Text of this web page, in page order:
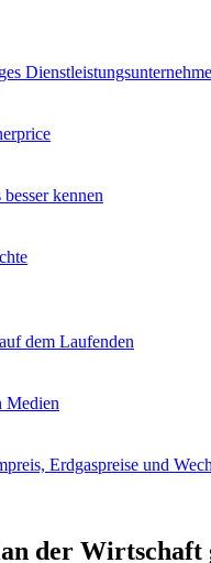
kennen
dem Laufenden
Medien
Erdgaspreise und
der Wirtschaft